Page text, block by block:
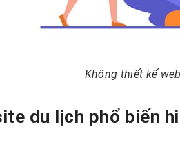
Không thiết kế
du lịch phổ biến